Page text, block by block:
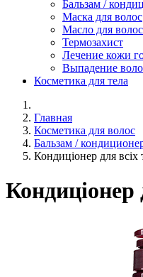
Бальзам /
Маска для волос
Масло для волос
Термозахист
Лечение кожи
Выпадение
Косметика для тела
Главная
Косметика для волос
Бальзам /
Кондиціонер для
Кондиціонер